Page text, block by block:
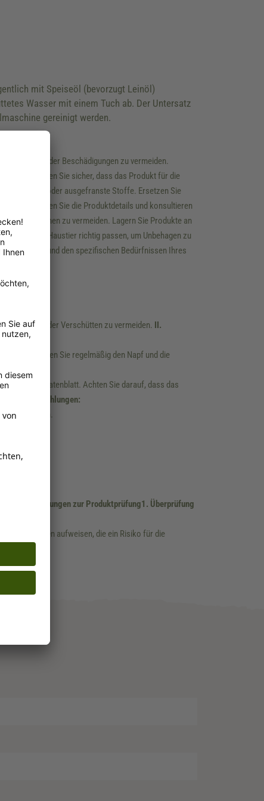
mit Speiseöl (bevorzugt Leinöl)
Wasser mit einem Tuch ab. Der Untersatz
gereinigt werden.
Beißen oder Beschädigungen zu vermeiden.
Stellen Sie sicher, dass das Produkt für die
lose Teile oder ausgefranste Stoffe. Ersetzen Sie
Beachten Sie die Produktdetails und konsultieren
Allergenen zu vermeiden. Lagern Sie Produkte an
Ihrem Haustier richtig passen, um Unbehagen zu
dem Alter und den spezifischen Bedürfnissen Ihres
oder Verschütten zu vermeiden. II.
Überprüfen Sie regelmäßig den Napf und die
im Produktdatenblatt. Achten Sie darauf, dass das
zu verhindern.
IV. Empfehlungen zur Produktprüfung1. Überprüfung
Schäden aufweisen, die ein Risiko für die